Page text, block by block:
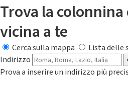
Trova la
vicina a te
Cerca sulla mappa
Lista delle
Indirizzo
Prova a inserire un indirizzo più